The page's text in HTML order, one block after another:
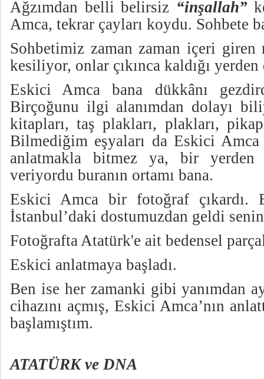
Ağzımdan belli belirsiz “inşallah”
Amca, tekrar çayları koydu. Sohbete
Sohbetimiz zaman zaman içeri giren
kesiliyor, onlar çıkınca kaldığı
Eskici Amca bana dükkânı
Birçoğunu ilgi alanımdan dolayı
kitapları, taş plakları, plakları,
Bilmediğim eşyaları da Eskici Amca
anlatmakla bitmez ya, bir yerden
veriyordu buranın ortamı bana.
Eskici Amca bir fotoğraf çıkardı.
İstanbul’daki dostumuzdan geldi
Fotoğrafta Atatürk'e ait bedensel
Eskici anlatmaya başladı.
Ben ise her zamanki gibi yanımdan
cihazını açmış, Eskici Amca’nın
başlamıştım.
ATATÜRK ve DNA